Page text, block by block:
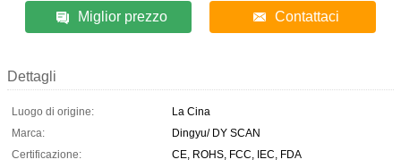
Miglior prezzo Contattaci
Dettagli
Luogo di origine:
La Cina
Marca:
Dingyu/ DY SCAN
Certificazione:
CE, ROHS, FCC, IEC, FDA